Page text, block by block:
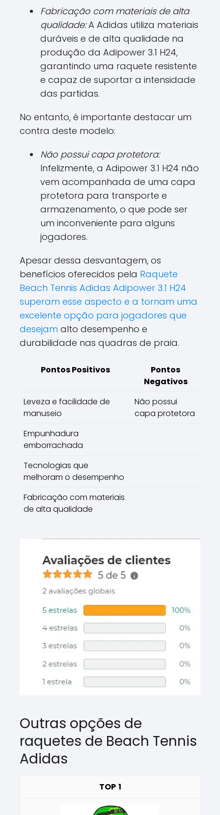
Fabricação com materiais de alta
qualidade:A Adidas utiliza materiais
duráveis e de alta qualidade na
produção da Adipower 3.1 H24,
garantindo uma raquete resistente
e capaz de suportar a intensidade
das partidas.
No entanto, é importante destacar um
contra deste modelo:
Não possui capa protetora:
Infelizmente, a Adipower 3.1 H24 não
vem acompanhada de uma capa
protetora para transporte e
armazenamento, o que pode ser
um inconveniente para alguns
jogadores.
Apesar dessa desvantagem, os
benefícios oferecidos pela Raquete
Beach Tennis Adidas Adipower 3.1 H24
superam esse aspecto e a tornam uma
excelente opção para jogadores que
desejam alto desempenho e
durabilidade nas quadras de praia.
Pontos Positivos
Pontos
Negativos
Leveza e facilidade de
manuseio
Não possui
capa protetora
Empunhadura
emborrachada
Tecnologias que
melhoram o desempenho
Fabricação com materiais
de alta qualidade
Outras opções de
raquetes de Beach Tennis
Adidas
1